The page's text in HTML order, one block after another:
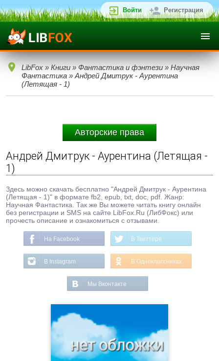
Войти Регистрация
LibFox » Книги » Фантастика и фэнтези » Научная
Фантастика » Андрей Дмитрук - Аурентина
(Летящая - 1)
Авторские права
Андрей Дмитрук - Аурентина (Летящая -
1)
Здесь можно скачать бесплатно "Андрей Дмитрук - Аурентина
(Летящая - 1)" в формате fb2, epub, txt, doc, pdf. Жанр:
Научная Фантастика. Так же Вы можете читать книгу онлайн
без регистрации и SMS на сайте LibFox.Ru (ЛибФокс) или
прочесть описание и ознакомиться с отзывами.
На Facebook В Твиттере
В Instagram В Одноклассниках
Мы Вконтакте